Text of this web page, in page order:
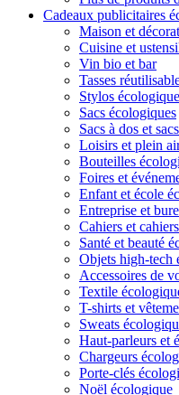
Cadeaux publicitaires
Maison et
Cuisine et
Vin bio et bar
Tasses
Stylos
Sacs écologiques
Sacs à dos et
Loisirs et plein
Bouteilles
Foires et
Enfant et école
Entreprise et
Cahiers et
Santé et beauté
Objets high-tech
Accessoires de
Textile
T-shirts et
Sweats
Haut-parleurs et
Chargeurs
Porte-clés
Noël écologique